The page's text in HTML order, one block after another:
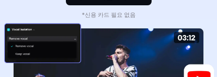
Dreamina Seedance 2.5
Nano Banana Pro
Gemini Omni
사용 사례
소셜 미디어
마케팅
효과 템플릿
비즈니스 템플릿
크리에이티브 파트너 프로그램
CapCut 크리에이티브 캠퍼스
도움말
*신용 카드 필요 없음